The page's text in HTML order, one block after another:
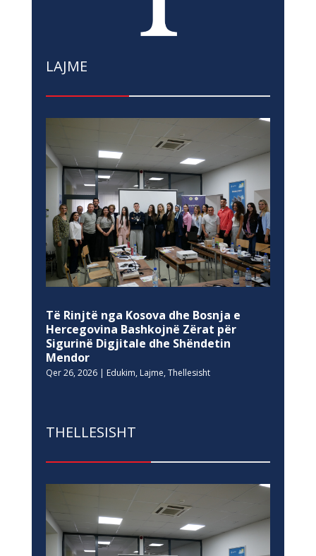
LAJME
Të Rinjtë nga Kosova dhe Bosnja e
Hercegovina Bashkojnë Zërat për
Sigurinë Digjitale dhe Shëndetin
Mendor
Qer 26, 2026| Edukim, Lajme, Thellesisht
THELLESISHT